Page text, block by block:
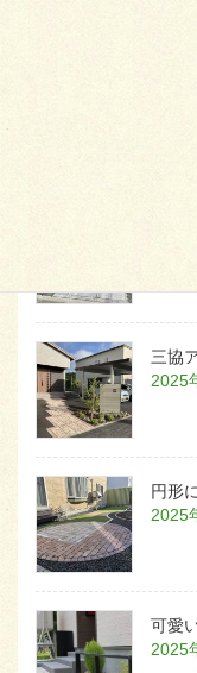
三協
2025
円形
2025
可愛
2025